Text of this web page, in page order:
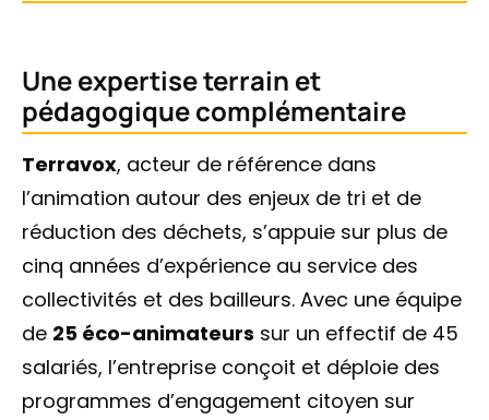
Une expertise terrain et
pédagogique complémentaire
Terravox, acteur de référence dans
l’animation autour des enjeux de tri et de
réduction des déchets, s’appuie sur plus de
cinq années d’expérience au service des
collectivités et des bailleurs. Avec une équipe
de 25 éco-animateurs sur un effectif de 45
salariés, l’entreprise conçoit et déploie des
programmes d’engagement citoyen sur